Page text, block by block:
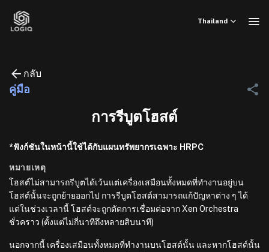
Thailand
กลับ
คู่มือ
การรีบูตโฮสต์
*ฟังก์ชันในหน้านี้ใช้ได้กับแผนทรัพยากรเฉพาะ HRPC
หมายเหตุ
โฮสต์ไม่สามารถรีบูตได้เว้นแต่เครื่องเสมือนทั้งหมดที่ทำงานอยู่บน
โฮสต์นั้นจะถูกย้ายออกไป การรีบูตโฮสต์สามารถแก้ปัญหาต่าง ๆ ได้
แต่ในช่วงเวลานี้ โฮสต์จะถูกตัดการเชื่อมต่อจาก Xen Orchestra
ชั่วคราว (ตั้งแต่ไม่กี่นาทีถึงหลายสิบนาที)
นอกจากนี้ เครื่องเสมือนทั้งหมดที่ทำงานบนโฮสต์นั้น และหากโฮสต์นั้น